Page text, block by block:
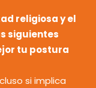
religiosa y el
siguientes
tu postura
si implica